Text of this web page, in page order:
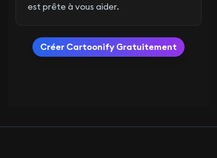
est prête à vous aider.
Créer Cartoonify Gratuitement